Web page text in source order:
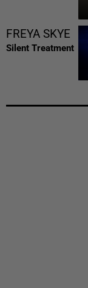
FREYA SKYE
Silent Treatment